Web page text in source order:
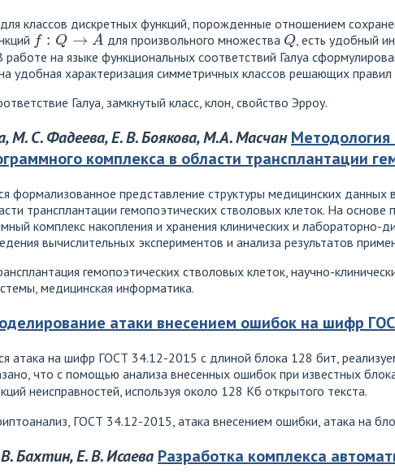
для классов дискретных функций, порожденные отношением
f:Q→ A
для произвольного множества
Q
, есть удобный
на языке функциональных соответствий Галуа
удобная характеризация симметричных классов решающих правил
Галуа, замкнутый класс, клон, свойство Эрроу.
М. С. Фадеева, Е. В. Боякова, М.А. Масчан
комплекса в области трансплантации
формализованное представление структуры медицинских данных
трансплантации гемопоэтических стволовых клеток. На
комплекс накопления и хранения клинических и лабораторно-
вычислительных экспериментов и анализа результатов
гемопоэтических стволовых клеток, научно-
медицинская информатика.
атаки внесением ошибок на шифр
атака на шифр ГОСТ 34.12-2015 с длиной блока 128 бит,
что с помощью анализа внесенных ошибок при известных
неисправностей, используя около 128 Кб открытого текста.
ГОСТ 34.12-2015, атака внесением ошибки, атака на
Бахтин, Е. В. Исаева Разработка комплекса